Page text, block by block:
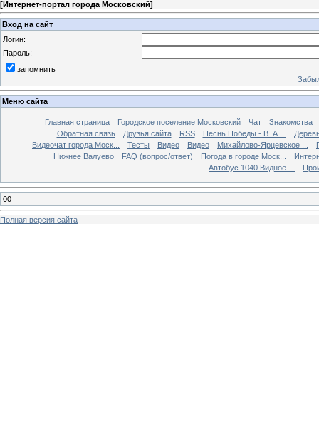
[Интернет-портал города Московский]
Вход на сайт
Логин:
Пароль:
запомнить
Меню сайта
Главная страница Городское поселение Московский Чат
Знакомства
Обратная связь
Друзья сайта RSS Песнь Победы - В. А....
Видеочат города Моск...
Тесты Видео Видео Михайлово-Ярцевское ...
Нижнее Валуево
FAQ (вопрос/ответ) Погода в городе Моск...
Автобус 1040 Видное ...
00
Полная версия сайта